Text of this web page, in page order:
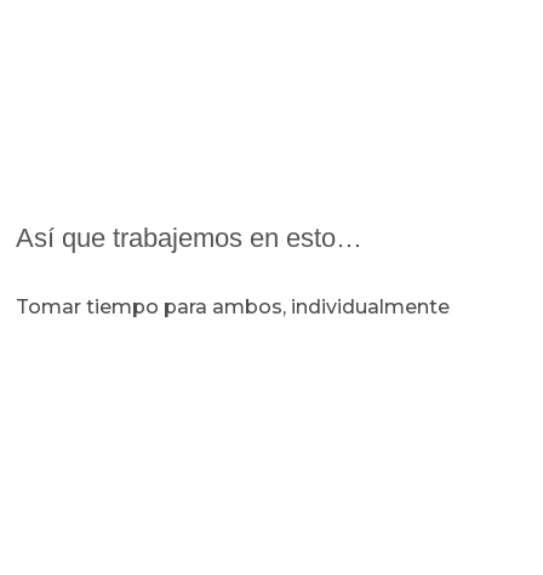
Así que trabajemos en esto…
Tomar tiempo para ambos, individualmente